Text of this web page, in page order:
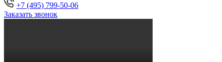
+7 (495) 799-50-06
Заказать звонок